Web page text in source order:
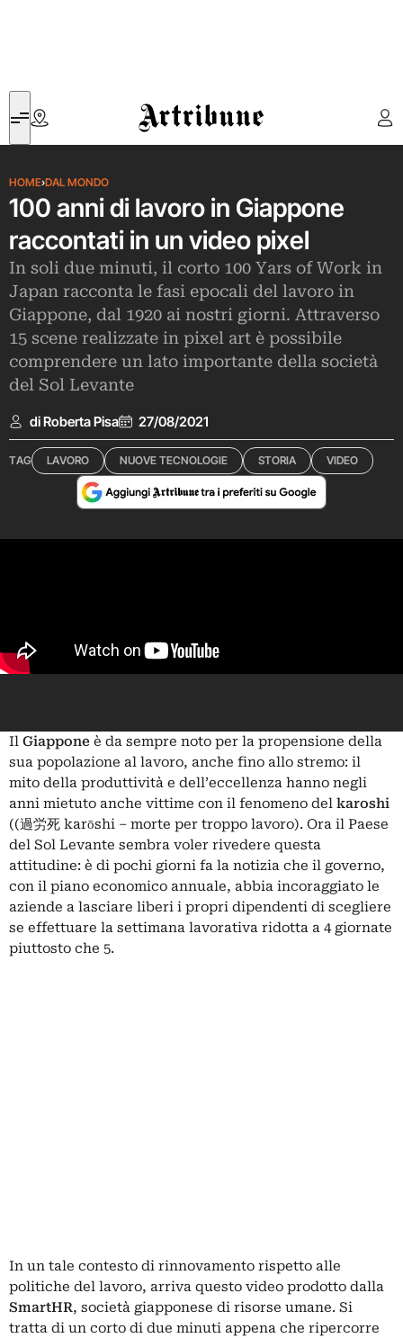
Artribune
HOME›DAL MONDO
100 anni di lavoro in Giappone
raccontati in un video pixel
In soli due minuti, il corto 100 Yars of Work in
Japan racconta le fasi epocali del lavoro in
Giappone, dal 1920 ai nostri giorni. Attraverso
15 scene realizzate in pixel art è possibile
comprendere un lato importante della società
del Sol Levante
di Roberta Pisa 27/08/2021
TAG LAVORO NUOVE TECNOLOGIE STORIA VIDEO
Il Giappone è da sempre noto per la propensione della
sua popolazione al lavoro, anche fino allo stremo: il
mito della produttività e dell’eccellenza hanno negli
anni mietuto anche vittime con il fenomeno del karoshi
((過労死 karōshi – morte per troppo lavoro). Ora il Paese
del Sol Levante sembra voler rivedere questa
attitudine: è di pochi giorni fa la notizia che il governo,
con il piano economico annuale, abbia incoraggiato le
aziende a lasciare liberi i propri dipendenti di scegliere
se effettuare la settimana lavorativa ridotta a 4 giornate
piuttosto che 5.
In un tale contesto di rinnovamento rispetto alle
politiche del lavoro, arriva questo video prodotto dalla
SmartHR, società giapponese di risorse umane. Si
tratta di un corto di due minuti appena che ripercorre